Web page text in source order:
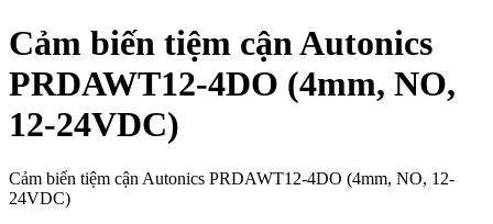
Cảm biến tiệm cận Autonics
PRDAWT12-4DO (4mm, NO,
12-24VDC)
Cảm biến tiệm cận Autonics PRDAWT12-4DO (4mm, NO, 12-
24VDC)